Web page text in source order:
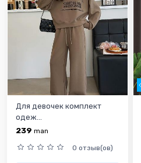
Для девочек комплект
одеж...
239 man
0 отзыв(ов)